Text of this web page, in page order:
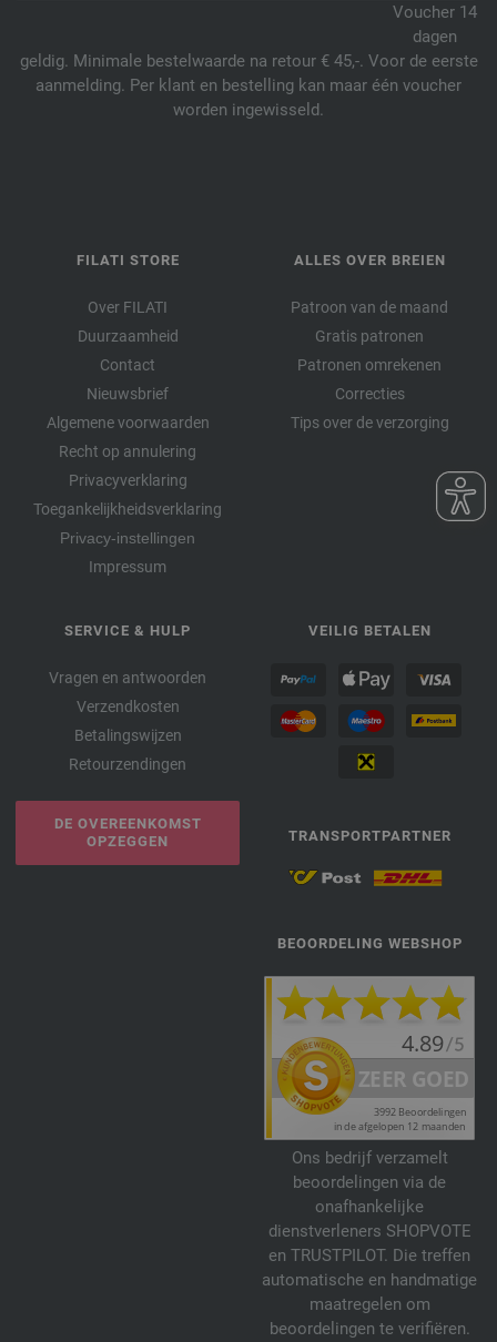
Voucher 14
dagen
geldig. Minimale bestelwaarde na retour € 45,-. Voor de eerste
aanmelding. Per klant en bestelling kan maar één voucher
worden ingewisseld.
FILATI STORE
Over FILATI
Duurzaamheid
Contact
Nieuwsbrief
Algemene voorwaarden
Recht op annulering
Privacyverklaring
Toegankelijkheidsverklaring
Privacy-instellingen
Impressum
ALLES OVER BREIEN
Patroon van de maand
Gratis patronen
Patronen omrekenen
Correcties
Tips over de verzorging
SERVICE & HULP
Vragen en antwoorden
Verzendkosten
Betalingswijzen
Retourzendingen
DE OVEREENKOMST
OPZEGGEN
VEILIG BETALEN
TRANSPORTPARTNER
BEOORDELING WEBSHOP
Ons bedrijf verzamelt
beoordelingen via de
onafhankelijke
dienstverleners SHOPVOTE
en TRUSTPILOT. Die treffen
automatische en handmatige
maatregelen om
beoordelingen te verifiëren.